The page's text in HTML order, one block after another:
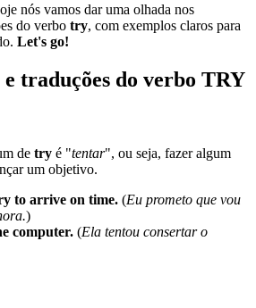
nós vamos dar uma olhada nos
do verbo try, com exemplos claros para
Let's go!
traduções do verbo TRY
de try é "tentar", ou seja, fazer algum
um objetivo.
to arrive on time. (Eu prometo que vou
)
computer. (Ela tentou consertar o